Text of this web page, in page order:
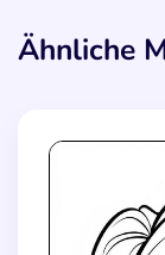
Ähnliche